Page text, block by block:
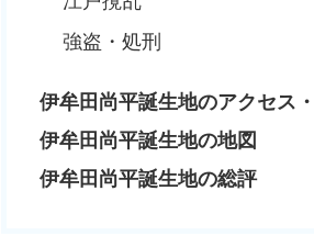
強盗・処刑
伊牟田尚平誕生地のアクセス
伊牟田尚平誕生地の地図
伊牟田尚平誕生地の総評